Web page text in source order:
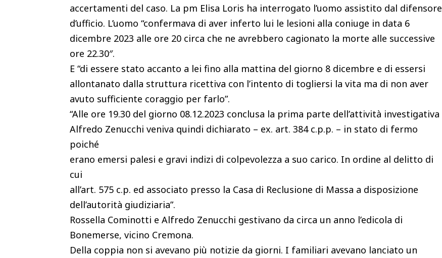
accertamenti del caso. La pm Elisa Loris ha interrogato l’uomo assistito dal difensore
d’ufficio. L’uomo “confermava di aver inferto lui le lesioni alla coniuge in data 6
dicembre 2023 alle ore 20 circa che ne avrebbero cagionato la morte alle successive
ore 22.30″.
E “di essere stato accanto a lei fino alla mattina del giorno 8 dicembre e di essersi
allontanato dalla struttura ricettiva con l’intento di togliersi la vita ma di non aver
avuto sufficiente coraggio per farlo”.
“Alle ore 19.30 del giorno 08.12.2023 conclusa la prima parte dell’attività investigativa
Alfredo Zenucchi veniva quindi dichiarato – ex. art. 384 c.p.p. – in stato di fermo
poiché
erano emersi palesi e gravi indizi di colpevolezza a suo carico. In ordine al delitto di
cui
all’art. 575 c.p. ed associato presso la Casa di Reclusione di Massa a disposizione
dell’autorità giudiziaria”.
Rossella Cominotti e Alfredo Zenucchi gestivano da circa un anno l’edicola di
Bonemerse, vicino Cremona.
Della coppia non si avevano più notizie da giorni. I familiari avevano lanciato un